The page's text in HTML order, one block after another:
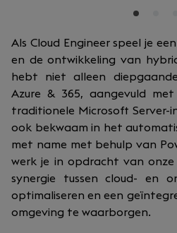
Als Cloud Engineer speel je
en de ontwikkeling van
hebt niet alleen
Azure & 365, aangevuld
traditionele Microsoft Server-
ook bekwaam in het
met name met behulp van
werk je in opdracht van
synergie tussen cloud- en
optimaliseren en een
omgeving te waarborgen.